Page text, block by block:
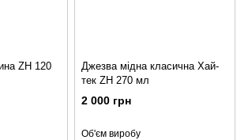
ZH 120
Джезва мідна класична Хай-
тек ZH 270 мл
2 000 грн
Об'єм виробу